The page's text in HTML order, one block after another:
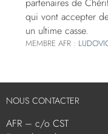
qui vont accepter
un ultime casse.
MEMBRE AFR :
NOUS CONTACTER
AFR – c/o CST